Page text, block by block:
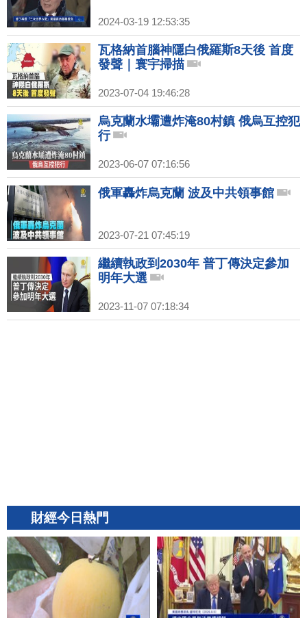
2024-03-19 12:53:35
瓦格納首腦神隱白俄羅斯8天後 首度
發聲｜寰宇掃描
2023-07-04 19:46:28
烏克蘭水壩遭炸淹80村鎮 俄烏互控犯
行
2023-06-07 07:16:56
俄軍轟炸烏克蘭 波及中共領事館
2023-07-21 07:45:19
繼續執政到2030年 普丁傳決定參加
明年大選
2023-11-07 07:18:34
財經今日熱門